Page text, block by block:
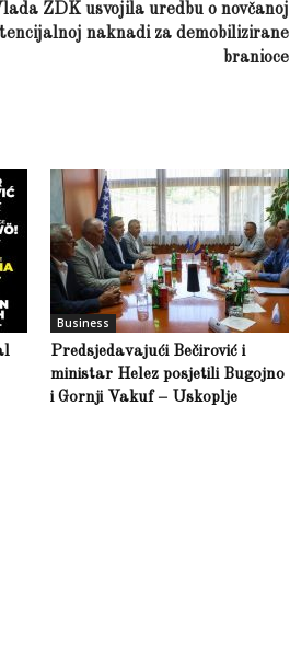
ZDK usvojila uredbu o novčanoj
naknadi za demobilizirane
branioce
Business
Predsjedavajući Bečirović i
ministar Helez posjetili Bugojno
i Gornji Vakuf – Uskoplje